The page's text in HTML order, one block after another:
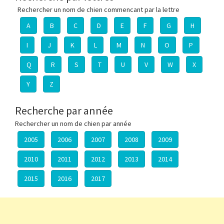
Rechercher un nom de chien commencant par la lettre
A
B C D E F G H
I J K L M N O P
Q R S T U V W X
Y Z
Recherche par année
Rechercher un nom de chien par année
2005
2006 2007 2008 2009
2010 2011 2012 2013 2014
2015 2016 2017